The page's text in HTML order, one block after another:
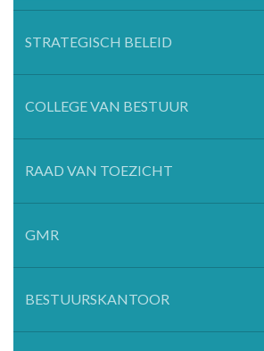
STRATEGISCH BELEID
COLLEGE VAN BESTUUR
RAAD VAN TOEZICHT
GMR
BESTUURSKANTOOR